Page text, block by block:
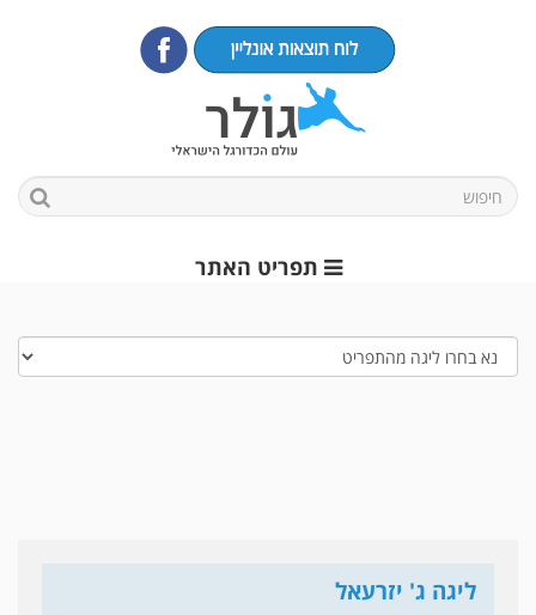
תפריט האתר
ליגה ג' יזרעאל